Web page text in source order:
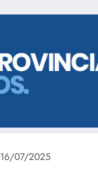
16/07/2025